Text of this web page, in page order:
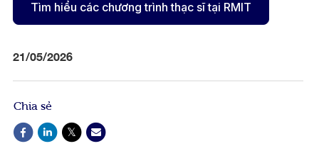
Tìm hiểu các chương trình thạc sĩ tại RMIT
21/05/2026
Chia sẻ